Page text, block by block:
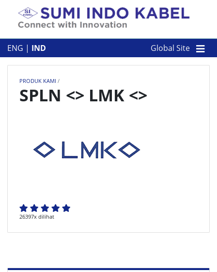
Skip to content
ENG | IND Global Site
PRODUK KAMI /
SPLN <> LMK <>
26397x dilihat
TENTANG KAMI